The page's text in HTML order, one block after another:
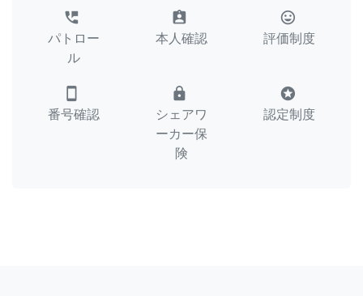
perm_phone_msg
パトロー
ル
assignment_ind
本人確認
tag_faces
評価制度
smartphone
番号確認
lock
シェアワ
ーカー保
険
stars
認定制度